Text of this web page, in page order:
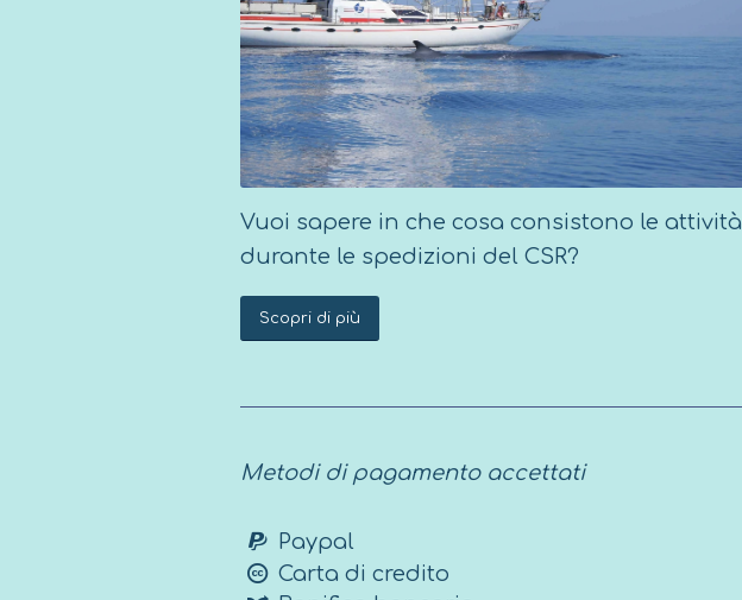
Vuoi sapere in che cosa consistono le attività
durante le spedizioni del CSR?
Scopri di più
Metodi di pagamento accettati
Paypal
Carta di credito